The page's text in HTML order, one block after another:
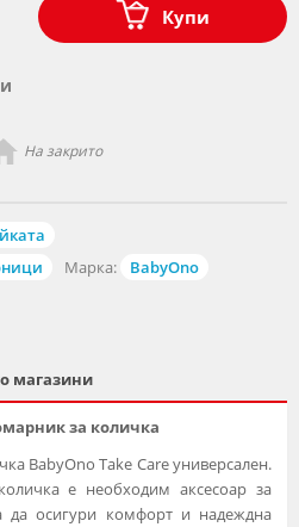
Марка: BabyOno
На закрито
Купи
магазини
за количка
BabyOno Take Care универсален.
е необходим аксесоар за
да осигури комфорт и надеждна